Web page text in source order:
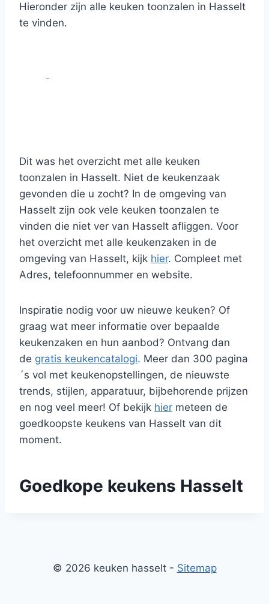
Hieronder zijn alle keuken toonzalen in Hasselt
te vinden.
Dit was het overzicht met alle keuken
toonzalen in Hasselt. Niet de keukenzaak
gevonden die u zocht? In de omgeving van
Hasselt zijn ook vele keuken toonzalen te
vinden die niet ver van Hasselt afliggen. Voor
het overzicht met alle keukenzaken in de
omgeving van Hasselt, kijk hier. Compleet met
Adres, telefoonnummer en website.
Inspiratie nodig voor uw nieuwe keuken? Of
graag wat meer informatie over bepaalde
keukenzaken en hun aanbod? Ontvang dan
de gratis keukencatalogi. Meer dan 300 pagina
´s vol met keukenopstellingen, de nieuwste
trends, stijlen, apparatuur, bijbehorende prijzen
en nog veel meer! Of bekijk hier meteen de
goedkoopste keukens van Hasselt van dit
moment.
Goedkope keukens Hasselt
© 2026 keuken hasselt - Sitemap